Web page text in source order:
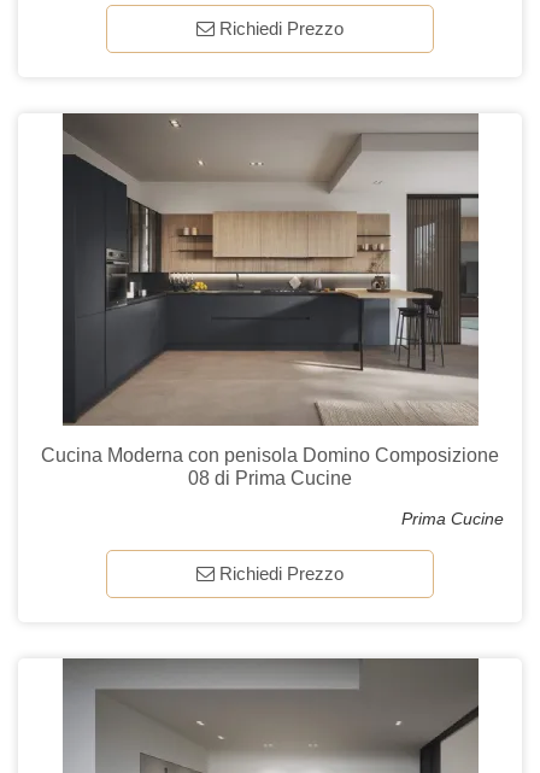
Richiedi Prezzo
Cucina Moderna con penisola Domino Composizione
08 di Prima Cucine
Prima Cucine
Richiedi Prezzo